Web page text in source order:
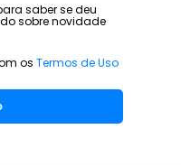
saber se deu
sobre novidade
os Termos de Uso